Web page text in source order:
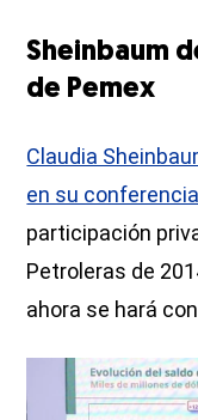
Sheinbaum
de Pemex
Claudia
en su
participación
Petroleras de
ahora se hará